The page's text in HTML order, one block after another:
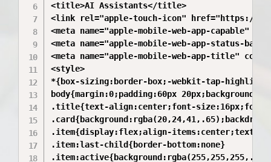
<title>AI Assistants</title>
<link rel="apple-touch-icon" href="https://
<meta name="apple-mobile-web-app-capable"
<meta name="apple-mobile-web-app-status-
<meta name="apple-mobile-web-app-title"
<style>
*{box-sizing:border-box;-webkit-tap-
body{margin:0;padding:60px
.title{text-align:center;font-size:16px;font-
.item{display:flex;align-items:center;text-
.item:last-child{border-bottom:none}